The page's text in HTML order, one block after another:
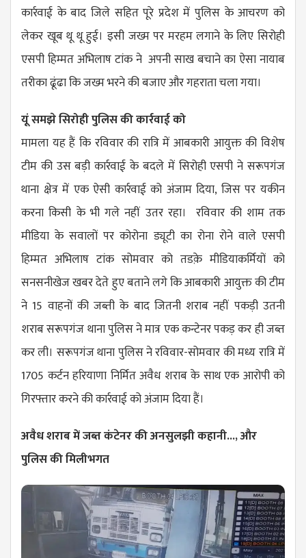
कार्रवाई के बाद जिले सहित पूरे प्रदेश में पुलिस के आचरण को
लेकर खूब थू थू हुई। इसी जख्म पर मरहम लगाने के लिए सिरोही
एसपी हिम्मत अभिलाष टांक ने अपनी साख बचाने का ऐसा नायाब
तरीका ढूंढा कि जख्म भरने की बजाए और गहराता चला गया।
यूं समझे सिरोही पुलिस की कार्रवाई को
मामला यह हैं कि रविवार की रात्रि में आबकारी आयुक्त की विशेष
टीम की उस बड़ी कार्रवाई के बदले में सिरोही एसपी ने सरूपगंज
थाना क्षेत्र में एक ऐसी कार्रवाई को अंजाम दिया, जिस पर यकीन
करना किसी के भी गले नहीं उतर रहा। रविवार की शाम तक
मीडिया के सवालों पर कोरोना ड्यूटी का रोना रोने वाले एसपी
हिम्मत अभिलाष टांक सोमवार को तडक़े मीडियाकर्मियों को
सनसनीखेज खबर देते हुए बताने लगे कि आबकारी आयुक्त की टीम
ने 15 वाहनों की जब्ती के बाद जितनी शराब नहीं पकड़ी उतनी
शराब सरूपगंज थाना पुलिस ने मात्र एक कन्टेनर पकड़ कर ही जब्त
कर ली। सरूपगंज थाना पुलिस ने रविवार-सोमवार की मध्य रात्रि में
1705 कर्टन हरियाणा निर्मित अवैध शराब के साथ एक आरोपी को
गिरफ्तार करने की कार्रवाई को अंजाम दिया हैं।
अवैध शराब में जब्त कंटेनर की अनसुलझी कहानी..., और
पुलिस की मिलीभगत